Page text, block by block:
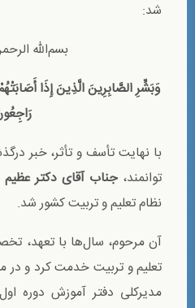
شد:
بسم‌الله
وَبَشِّرِ الصَّابِرِينَ الَّذِينَ إِذَا أَصَابَتْهُمْ
با نهایت تأسف و تأثر، خبر
توانمند،جناب آقای دکتر
نظام تعلیم و تربیت کشور شد.
آن مرحوم، سال‌ها با تعهد،
تعلیم و تربیت خدمت کرد و
مدیرکلی دفتر آموزش دوره